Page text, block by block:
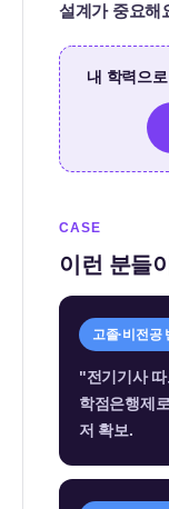
설계가 중요해
내 학력으
CASE
이런 분들이
고졸·비전공
"전기기사
학점은행제
저 확보.